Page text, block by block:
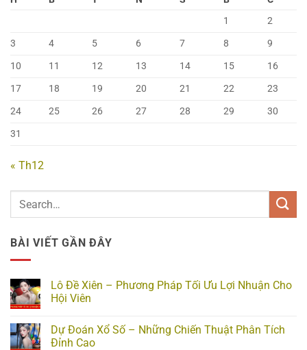
1
2
3
4 5 6 7 8
9
10
11 12 13 14 15
16
17
18 19 20 21 22
23
24
25 26 27 28 29
30
31
« Th12
BÀI VIẾT GẦN ĐÂY
Lô Đề Xiên – Phương Pháp Tối Ưu Lợi Nhuận Cho
Hội Viên
Dự Đoán Xổ Số – Những Chiến Thuật Phân Tích
Đỉnh Cao